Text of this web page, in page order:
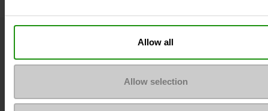
Allow all
Allow selection
Neem contact op met de klantenservice